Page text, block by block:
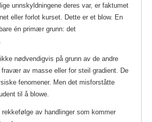
unnskyldningene deres var, er faktumet
eller forlot kurset. Dette er et blow. En
én primær grunn: det
nødvendigvis på grunn av de andre
fravær av masse eller for steil gradient. De
fenomener. Men det misforståtte
til å blowe.
av handlinger som kommer